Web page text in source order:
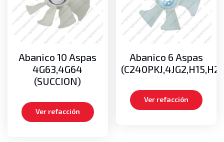
Abanico 10 Aspas
4G63,4G64
(SUCCION)
Ver refacción
Abanico 6 Aspas
Ver refacción